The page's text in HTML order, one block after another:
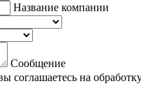
Название компании
Сообщение
соглашаетесь на